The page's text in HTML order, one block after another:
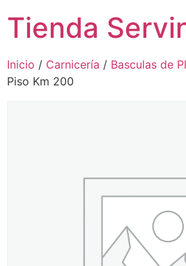
Tienda
Inicio / Carnicería / Basculas de
Piso Km 200